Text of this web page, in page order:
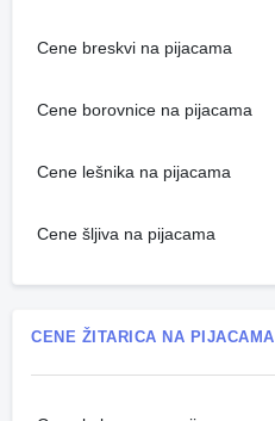
Cene breskvi na pijacama
Cene borovnice na pijacama
Cene lešnika na pijacama
Cene šljiva na pijacama
CENE ŽITARICA NA PIJACAMA